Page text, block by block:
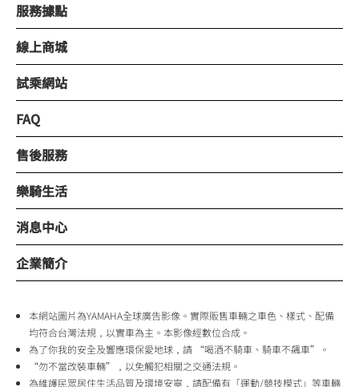
服務據點
線上商城
試乘網站
FAQ
售後服務
樂騎生活
消息中心
企業簡介
本網站圖片為YAMAHA全球廣告影像。實際販售車輛之車色、樣式、配備
均符合台灣法規，以實車為主。本影像經數位合成。
為了你我的安全及響應環保愛地球，請 “喝酒不騎車、騎車不飆車”。
“勿不當改裝車輛”，以免觸犯相關之交通法規。
為維護民眾居住生活品質及環境安寧，請配備有「運動/競技模式」等車輛